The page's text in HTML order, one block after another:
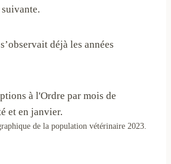
déjà les années
de la population vétérinaire 2023.